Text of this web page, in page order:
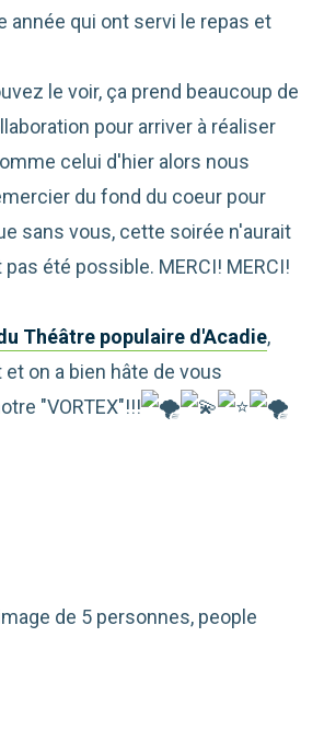
année qui ont servi le repas et
le voir, ça prend beaucoup de
pour arriver à réaliser
celui d'hier alors nous
du fond du coeur pour
sans vous, cette soirée n'aurait
été possible. MERCI! MERCI!
Théâtre populaire d'Acadie,
et on a bien hâte de vous
"VORTEX"!!!